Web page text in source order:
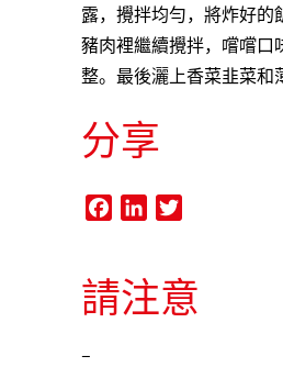
露，攪拌均勻，將炸好的
豬肉裡繼續攪拌，嚐嚐口
整。最後灑上香菜韭菜和
分享
FacebookLinkedIn
請注意
–